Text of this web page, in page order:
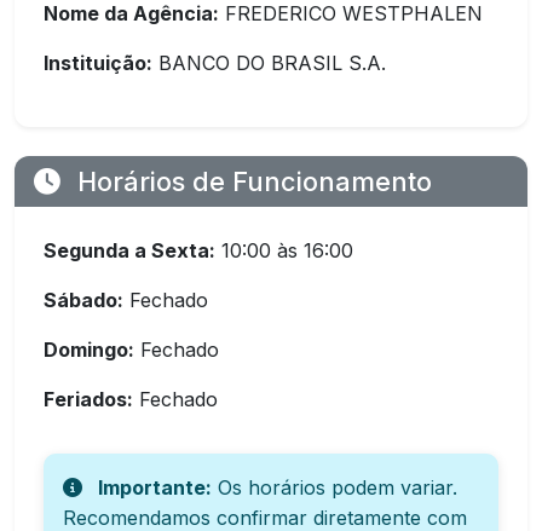
Nome da Agência: FREDERICO WESTPHALEN
Instituição: BANCO DO BRASIL S.A.
Horários de Funcionamento
Segunda a Sexta: 10:00 às 16:00
Sábado: Fechado
Domingo: Fechado
Feriados: Fechado
Importante: Os horários podem variar.
Recomendamos confirmar diretamente com